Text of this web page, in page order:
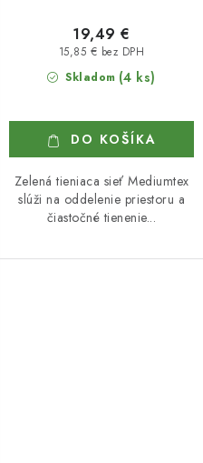
Skladom (4 ks)
15,85 € bez DPH
19,49 €
DO KOŠÍKA
Zelená tieniaca sieť Mediumtex
slúži na oddelenie priestoru a
čiastočné tienenie...